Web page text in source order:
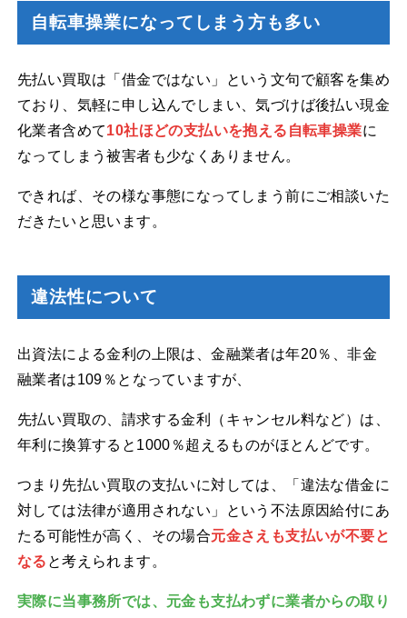
自転車操業になってしまう方も多い
先払い買取は「借金ではない」という文句で顧客を集め
ており、気軽に申し込んでしまい、気づけば後払い現金
化業者含めて10社ほどの支払いを抱える自転車操業に
なってしまう被害者も少なくありません。
できれば、その様な事態になってしまう前にご相談いた
だきたいと思います。
違法性について
出資法による金利の上限は、金融業者は年20％、非金
融業者は109％となっていますが、
先払い買取の、請求する金利（キャンセル料など）は、
年利に換算すると1000％超えるものがほとんどです。
つまり先払い買取の支払いに対しては、「違法な借金に
対しては法律が適用されない」という不法原因給付にあ
たる可能性が高く、その場合元金さえも支払いが不要と
なる と考えられます。
実際に当事務所では、元金も支払わずに業者からの取り